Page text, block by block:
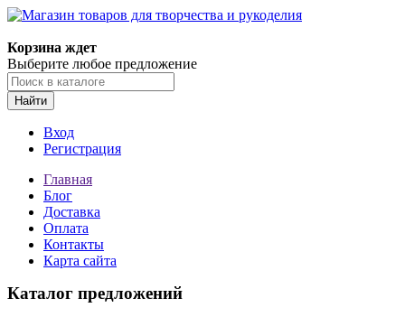
Корзина ждет
Выберите любое предложение
Найти
Вход
Регистрация
Главная
Блог
Доставка
Оплата
Контакты
Карта сайта
Каталог предложений